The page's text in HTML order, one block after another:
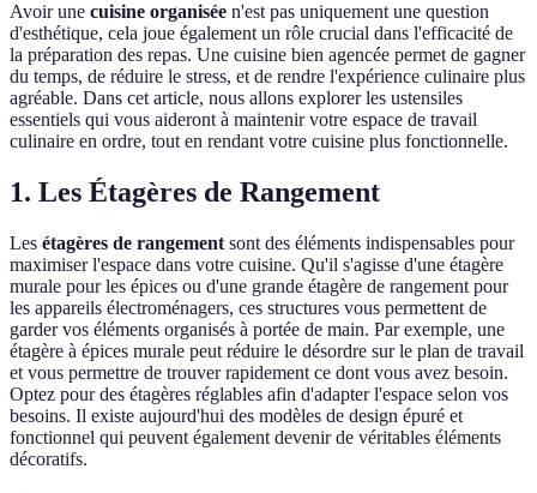
Avoir une cuisine organisée n'est pas uniquement une question
d'esthétique, cela joue également un rôle crucial dans l'efficacité de
la préparation des repas. Une cuisine bien agencée permet de gagner
du temps, de réduire le stress, et de rendre l'expérience culinaire plus
agréable. Dans cet article, nous allons explorer les ustensiles
essentiels qui vous aideront à maintenir votre espace de travail
culinaire en ordre, tout en rendant votre cuisine plus fonctionnelle.
1. Les Étagères de Rangement
Les étagères de rangement sont des éléments indispensables pour
maximiser l'espace dans votre cuisine. Qu'il s'agisse d'une étagère
murale pour les épices ou d'une grande étagère de rangement pour
les appareils électroménagers, ces structures vous permettent de
garder vos éléments organisés à portée de main. Par exemple, une
étagère à épices murale peut réduire le désordre sur le plan de travail
et vous permettre de trouver rapidement ce dont vous avez besoin.
Optez pour des étagères réglables afin d'adapter l'espace selon vos
besoins. Il existe aujourd'hui des modèles de design épuré et
fonctionnel qui peuvent également devenir de véritables éléments
décoratifs.